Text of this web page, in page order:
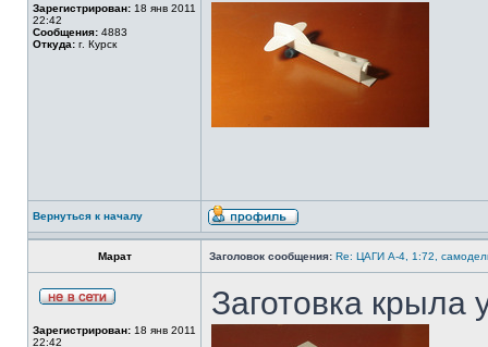
Зарегистрирован: 18 янв 2011
22:42
Сообщения: 4883
Откуда: г. Курск
Вернуться к началу
Марат Заголовок сообщения: Re: ЦАГИ А-4, 1:72,
Зарегистрирован: 18 янв 2011
22:42
Заготовка крыла